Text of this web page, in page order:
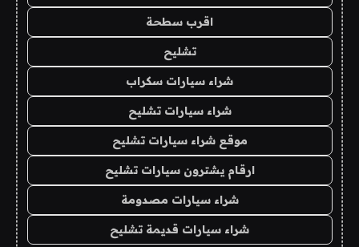
اقرب سطحة
تشليح
شراء سيارات سكراب
شراء سيارات تشليح
موقع شراء سيارات تشليح
ارقام يشترون سيارات تشليح
شراء سيارات مصدومة
شراء سيارات قديمة تشليح